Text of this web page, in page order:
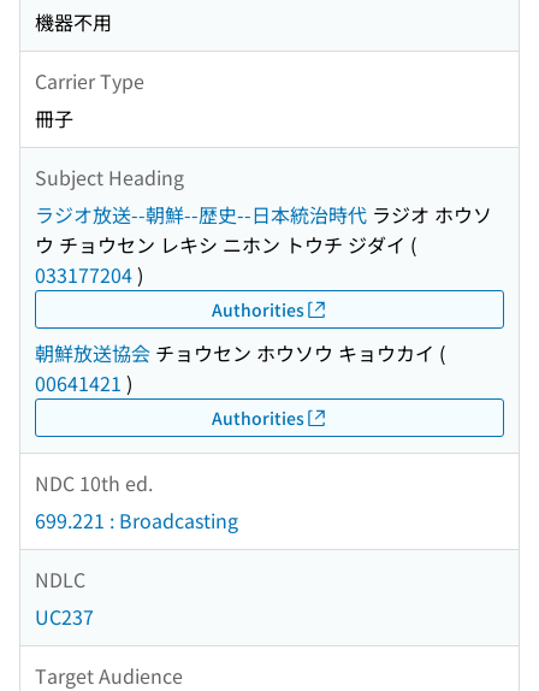
機器不用
Carrier Type
冊子
Subject Heading
ラジオ放送--朝鮮--歴史--日本統治時代 ラジオ ホウソ
ウ チョウセン レキシ ニホン トウチ ジダイ (
033177204)
Authorities
朝鮮放送協会 チョウセン ホウソウ キョウカイ (
00641421 )
Authorities
NDC 10th ed.
699.221 : Broadcasting
NDLC
UC237
Target Audience